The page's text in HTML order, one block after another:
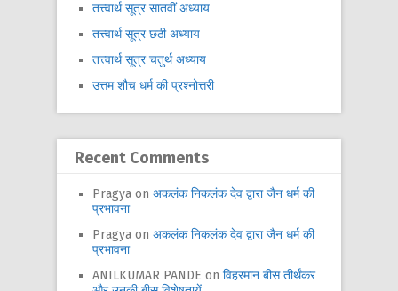
तत्त्वार्थ सूत्र सातवीं अध्याय
तत्त्वार्थ सूत्र छठी अध्याय
तत्त्वार्थ सूत्र चतुर्थ अध्याय
उत्तम शौच धर्म की प्रश्नोत्तरी
Recent Comments
Pragya on अकलंक निकलंक देव द्वारा जैन धर्म की
प्रभावना
Pragya on अकलंक निकलंक देव द्वारा जैन धर्म की
प्रभावना
ANILKUMAR PANDE on विहरमान बीस तीर्थंकर